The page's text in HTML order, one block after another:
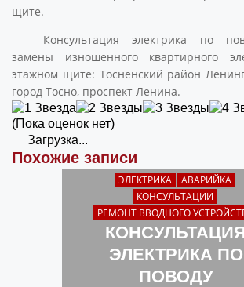
Консультация электрика по
замены изношенного квартирного
этажном щите: Тосненский район
город Тосно, проспект Ленина.
(Пока оценок нет)
Загрузка...
Похожие записи
ЭЛЕКТРИКА
АВАРИЙКА
КОНСУЛЬТАЦИИ
РЕМОНТ ВВОДНОГО
ЭЛЕКТРИКА ПО
ПОВОДУ